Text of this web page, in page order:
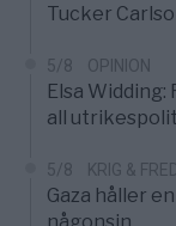
Tucker
5/8 OPINION
Elsa
all
5/8 KRIG &
Gaza håller